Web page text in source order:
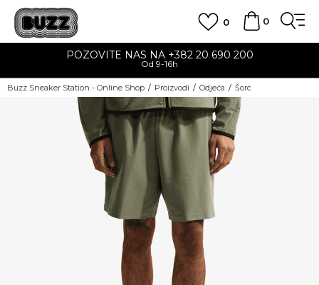
0
0
POZOVITE NAS NA +382 20 690 200
Od 9-16h
Buzz Sneaker Station - Online Shop Proizvodi Odjeća Šorc